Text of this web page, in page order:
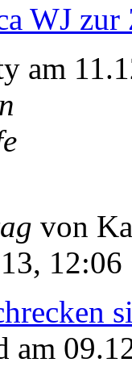
WJ zur
am
von
12:06
am